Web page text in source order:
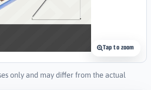
Tap to zoom
only and may differ from the actual